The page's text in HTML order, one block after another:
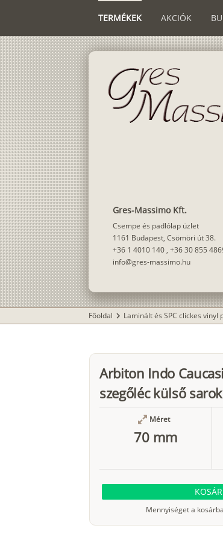
TERMÉKEK AKCIÓK
Gres-Massimo Kft.
Csempe és padlólap üzlet
1161 Budapest, Csömöri út 38.
+36 1 4010 140 , +36 30 855
info@gres-massimo.hu
Főoldal chevron_right Laminált és SPC clickes vinyl
Arbiton Indo
szegőléc külső sarok
Méret
70 mm
Mennyiséget a